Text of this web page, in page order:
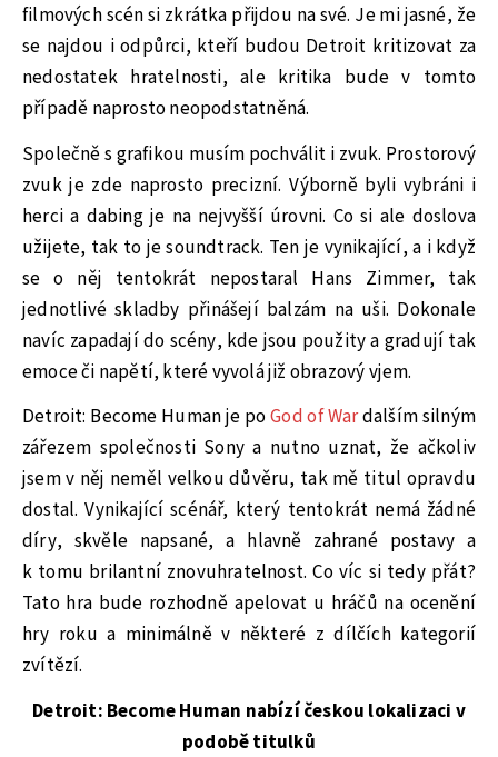
filmových scén si zkrátka přijdou na své. Je mi jasné, že
se najdou i odpůrci, kteří budou Detroit kritizovat za
nedostatek hratelnosti, ale kritika bude v tomto
případě naprosto neopodstatněná.
Společně s grafikou musím pochválit i zvuk. Prostorový
zvuk je zde naprosto precizní. Výborně byli vybráni i
herci a dabing je na nejvyšší úrovni. Co si ale doslova
užijete, tak to je soundtrack. Ten je vynikající, a i když
se o něj tentokrát nepostaral Hans Zimmer, tak
jednotlivé skladby přinášejí balzám na uši. Dokonale
navíc zapadají do scény, kde jsou použity a gradují tak
emoce či napětí, které vyvolá již obrazový vjem.
Detroit: Become Human je poGod of Wardalším silným
zářezem společnosti Sony a nutno uznat, že ačkoliv
jsem v něj neměl velkou důvěru, tak mě titul opravdu
dostal. Vynikající scénář, který tentokrát nemá žádné
díry, skvěle napsané, a hlavně zahrané postavy a
k tomu brilantní znovuhratelnost. Co víc si tedy přát?
Tato hra bude rozhodně apelovat u hráčů na ocenění
hry roku a minimálně v některé z dílčích kategorií
zvítězí.
Detroit: Become Human nabízí českou lokalizaci v
podobě titulků